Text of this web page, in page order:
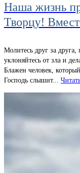
Наша жизнь
Творцу!
Молитесь друг за
уклоняйтесь от зла и
Блажен человек,
Господь слышит...